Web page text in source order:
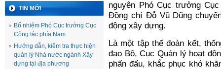
TIN MỚI
Bổ nhiệm Phó Cục trưởng Cục
Công tác phía Nam
Hướng dẫn, kiểm tra thực hiện
quản lý Nhà nước ngành Xây
dựng tại địa phương
nguyên Phó Cục trưởng
Đồng chí Đỗ Vũ Dũng
động xây dựng.
Là một tập thể đoàn kết,
đạo Bộ, Cục Quản lý hoạt
phấn đấu, khắc phục khó